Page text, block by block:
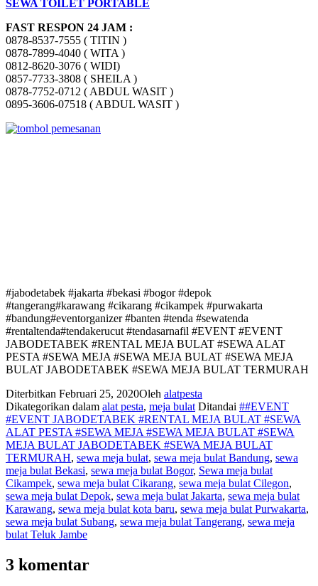
SEWA TOILET PORTABLE
FAST RESPON 24 JAM :
0878-8537-7555 ( TITIN )
0878-7899-4040 ( WITA )
0812-8620-3076 ( WIDI)
0857-7733-3808 ( SHEILA )
0878-7752-0712 ( ABDUL WASIT )
0895-3606-07518 ( ABDUL WASIT )
#jabodetabek #jakarta #bekasi #bogor #depok
#tangerang#karawang #cikarang #cikampek #purwakarta
#bandung#eventorganizer #banten #tenda #sewatenda
#rentaltenda#tendakerucut #tendasarnafil #EVENT #EVENT
JABODETABEK #RENTAL MEJA BULAT #SEWA ALAT
PESTA #SEWA MEJA #SEWA MEJA BULAT #SEWA MEJA
BULAT JABODETABEK #SEWA MEJA BULAT TERMURAH
Diterbitkan Februari 25, 2020Oleh alatpesta
Dikategorikan dalam alat pesta, meja bulat Ditandai ##EVENT
#EVENT JABODETABEK #RENTAL MEJA BULAT #SEWA
ALAT PESTA #SEWA MEJA #SEWA MEJA BULAT #SEWA
MEJA BULAT JABODETABEK #SEWA MEJA BULAT
TERMURAH, sewa meja bulat, sewa meja bulat Bandung, sewa
meja bulat Bekasi, sewa meja bulat Bogor, Sewa meja bulat
Cikampek, sewa meja bulat Cikarang, sewa meja bulat Cilegon,
sewa meja bulat Depok, sewa meja bulat Jakarta, sewa meja bulat
Karawang, sewa meja bulat kota baru, sewa meja bulat Purwakarta,
sewa meja bulat Subang, sewa meja bulat Tangerang, sewa meja
bulat Teluk Jambe
3 komentar